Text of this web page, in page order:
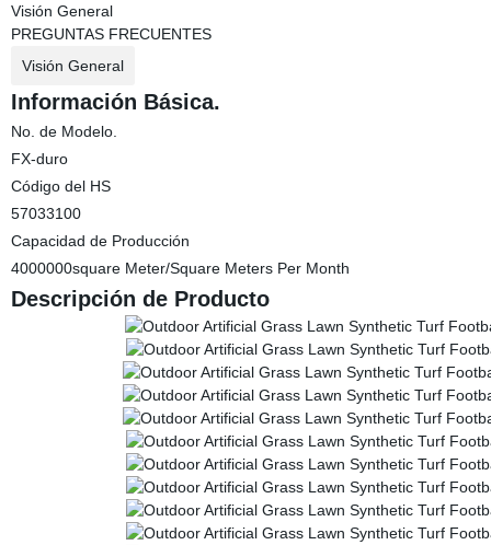
Visión General
PREGUNTAS FRECUENTES
Visión General
Información Básica.
No. de Modelo.
FX-duro
Código del HS
57033100
Capacidad de Producción
4000000square Meter/Square Meters Per Month
Descripción de Producto